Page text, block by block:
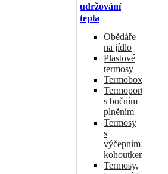
udržování
tepla
Obědáře
na jídlo
Plastové
termosy
Termoboxy
Termoporty
s bočním
plněním
Termosy
s
výčepním
kohoutkem
Termosy,